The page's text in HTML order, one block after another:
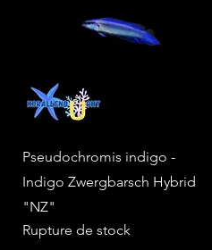
Pseudochromis indigo -
Indigo Zwergbarsch Hybrid
"NZ"
Rupture de stock